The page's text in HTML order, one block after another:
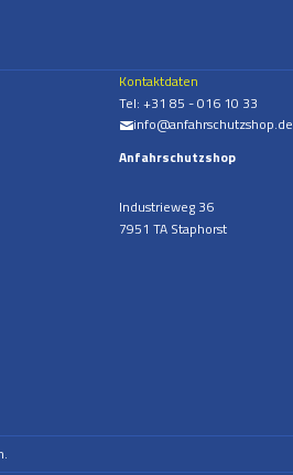
Kontaktdaten
Tel:+31 85 - 016 10 33
%info@anfahrschutzshop.de
Anfahrschutzshop
Industrieweg 36
7951 TA Staphorst